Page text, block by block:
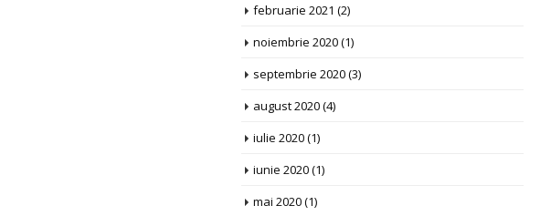
februarie 2021 (2)
noiembrie 2020(1)
septembrie 2020(3)
august 2020(4)
iulie 2020(1)
iunie 2020(1)
mai 2020(1)